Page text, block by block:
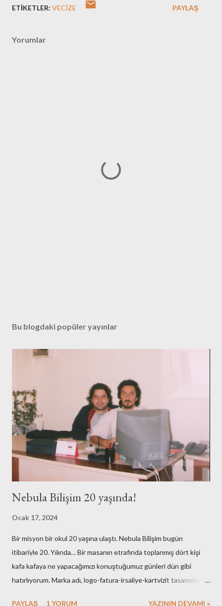
ETIKETLER: VECIZE PAYLAŞ
Yorumlar
Bu blogdaki popüler yayınlar
Nebula Bilişim 20 yaşında!
Ocak 17, 2024
Bir misyon bir okul 20 yaşına ulaştı. Nebula Bilişim bugün
itibariyle 20. Yılında… Bir masanın etrafında toplanmış dört kişi
kafa kafaya ne yapacağımızı konuştuğumuz günleri dün gibi
hatırlıyorum. Marka adı, logo-fatura-irsaliye-kartvizit tasarımları,
PAYLAŞ 1 YORUM YAZININ DEVAMI »